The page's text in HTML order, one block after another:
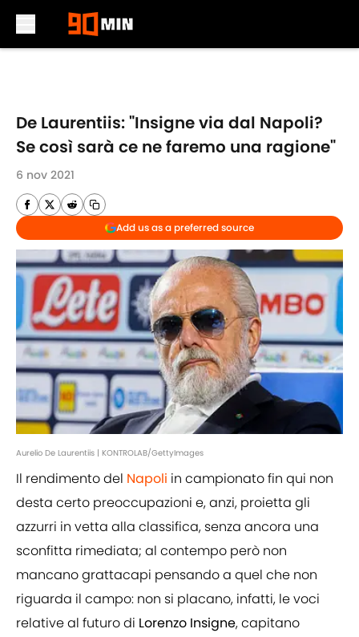
De Laurentiis: "Insigne via dal Napoli?
Se così sarà ce ne faremo una ragione"
6 nov 2021
Add us as a preferred source
Aurelio De Laurentiis | KONTROLAB/GettyImages
Il rendimento del Napoli in campionato fin qui non
desta certo preoccupazioni e, anzi, proietta gli
azzurri in vetta alla classifica, senza ancora una
sconfitta rimediata; al contempo però non
mancano grattacapi pensando a quel che non
riguarda il campo: non si placano, infatti, le voci
relative al futuro di Lorenzo Insigne, capitano